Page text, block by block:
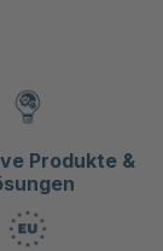
Produkte &